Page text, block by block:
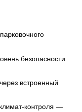
безопасности
встроенный
контроля —